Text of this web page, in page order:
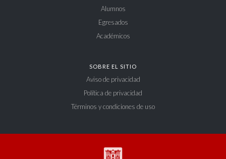
Alumnos
Egresados
Académicos
SOBRE EL SITIO
Aviso de privacidad
Política de privacidad
Términos y condiciones de uso